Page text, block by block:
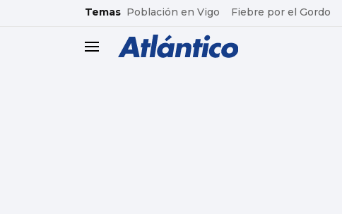
common.go-to-content
Temas Población en Vigo Fiebre por el Gordo
header.menu.open